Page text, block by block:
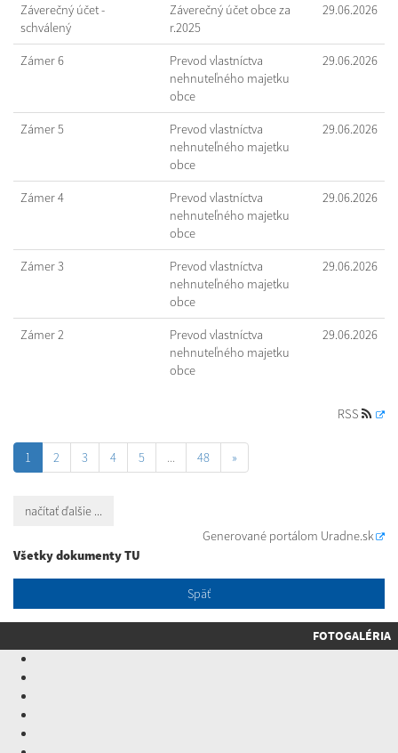
Záverečný účet -
schválený
Záverečný účet obce za
r.2025
29.06.2026
Zámer 6
Prevod vlastníctva
nehnuteľného majetku
obce
29.06.2026
Zámer 5
Prevod vlastníctva
nehnuteľného majetku
obce
29.06.2026
Zámer 4
Prevod vlastníctva
nehnuteľného majetku
obce
29.06.2026
Zámer 3
Prevod vlastníctva
nehnuteľného majetku
obce
29.06.2026
Zámer 2
Prevod vlastníctva
nehnuteľného majetku
obce
29.06.2026
RSS
1 2 3 4 5 ... 48 »
načítať ďalšie ...
Generované portálom Uradne.sk
Všetky dokumenty TU
Späť
FOTOGALÉRIA